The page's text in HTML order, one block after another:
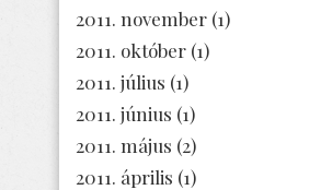
2011. november (1)
2011. október (1)
2011. július (1)
2011. június (1)
2011. május (2)
2011. április (1)